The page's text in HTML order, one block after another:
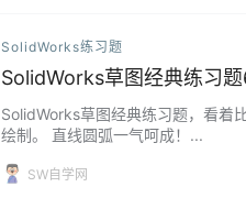
SolidWorks练习题
SolidWorks草图经典练习
SolidWorks草图经典练习题，看着
绘制。 直线圆弧一气呵成！...
SW自学网